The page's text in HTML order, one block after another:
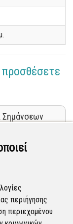
περιήγησης
περιεχομένου
Σημάνσεων
άξονα
υπόψη σημείο ,
αρμόδια